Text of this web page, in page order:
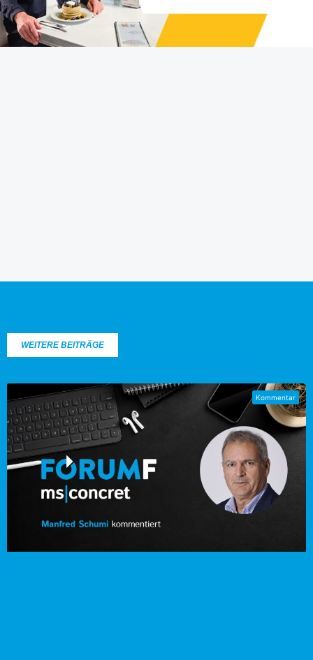
WEITERE BEITRÄGE